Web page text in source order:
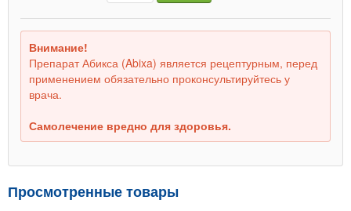
Внимание!
Препарат Абикса (Abixa) является рецептурным, перед
применением обязательно проконсультируйтесь у
врача.
Самолечение вредно для здоровья.
Просмотренные товары